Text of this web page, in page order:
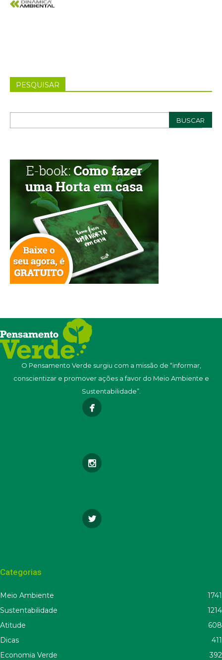
PESQUISAR
O Pensamento Verde surgiu com a missão de “informar,
conscientizar e promover ações a favor do Meio Ambiente e
Sustentabilidade”.
Categorias
Meio Ambiente
1741
Sustentabilidade
1214
Atitude
608
Dicas
411
Economia Verde
392